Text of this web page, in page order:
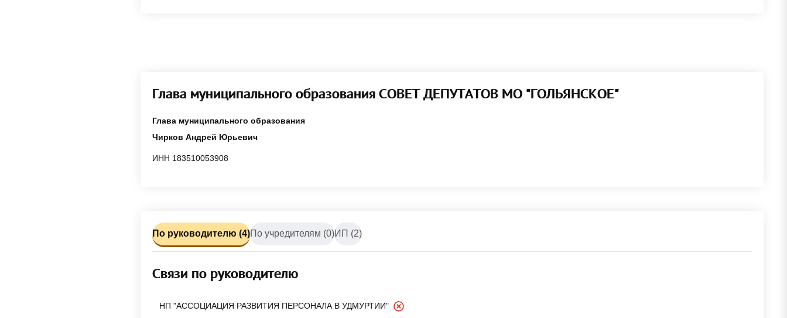
Глава муниципального образования СОВЕТ ДЕПУТАТОВ МО "ГОЛЬЯНСКОЕ"
Глава муниципального образования
Чирков Андрей Юрьевич
ИНН 183510053908
По руководителю (4)По учредителям (0)ИП (2)
Связи по руководителю
НП "АССОЦИАЦИЯ РАЗВИТИЯ ПЕРСОНАЛА В УДМУРТИИ"